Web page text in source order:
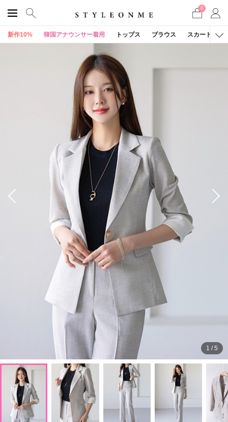
0
新作10% 韓国アナウンサー着用 トップス ブラウス スカート
1 /5